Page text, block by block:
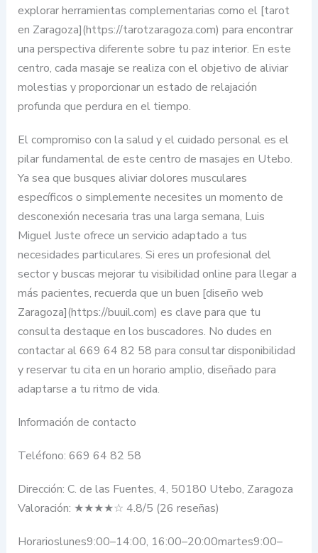
explorar herramientas complementarias como el [tarot
en Zaragoza](https://tarotzaragoza.com) para encontrar
una perspectiva diferente sobre tu paz interior. En este
centro, cada masaje se realiza con el objetivo de aliviar
molestias y proporcionar un estado de relajación
profunda que perdura en el tiempo.
El compromiso con la salud y el cuidado personal es el
pilar fundamental de este centro de masajes en Utebo.
Ya sea que busques aliviar dolores musculares
específicos o simplemente necesites un momento de
desconexión necesaria tras una larga semana, Luis
Miguel Juste ofrece un servicio adaptado a tus
necesidades particulares. Si eres un profesional del
sector y buscas mejorar tu visibilidad online para llegar a
más pacientes, recuerda que un buen [diseño web
Zaragoza](https://buuil.com) es clave para que tu
consulta destaque en los buscadores. No dudes en
contactar al 669 64 82 58 para consultar disponibilidad
y reservar tu cita en un horario amplio, diseñado para
adaptarse a tu ritmo de vida.
Información de contacto
Teléfono: 669 64 82 58
Dirección: C. de las Fuentes, 4, 50180 Utebo, Zaragoza
Valoración: ★★★★☆ 4.8/5 (26 reseñas)
Horarioslunes9:00–14:00, 16:00–20:00martes9:00–